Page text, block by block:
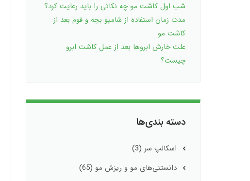
شب اول کاشت مو چه نکاتی را باید رعایت کرد؟
مدت زمان استفاده از شامپو بچه و فوم بعد از
کاشت مو
علت خارش ابروها بعد از عمل کاشت ابرو
چیست؟
دسته بندی‌ها
اسکالپ سر (3)
دانستنی‌های مو و ریزش مو (65)